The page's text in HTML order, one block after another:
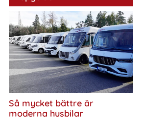
Så mycket bättre är
moderna husbilar